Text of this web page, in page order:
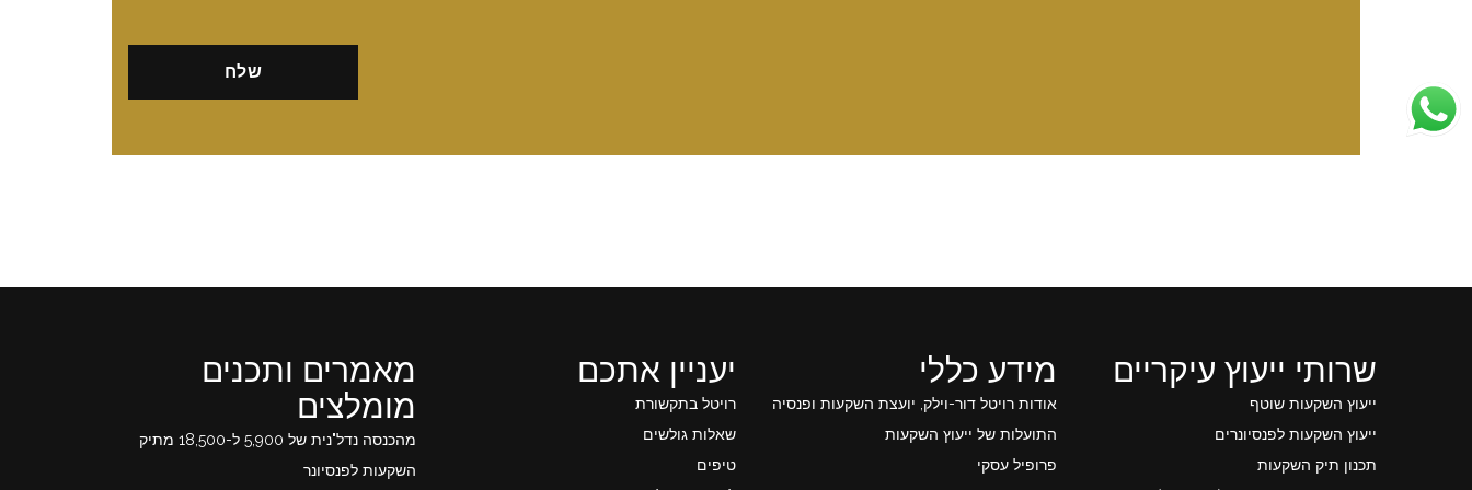
שרותי ייעוץ עיקריים
ייעוץ השקעות שוטף
ייעוץ השקעות לפנסיונרים
תכנון תיק השקעות
מידע כללי
אודות רויטל דור-וילק, יועצת השקעות ופנסיה
התועלות של ייעוץ השקעות
פרופיל עסקי
יעניין אתכם
רויטל בתקשורת
שאלות גולשים
טיפים
מאמרים ותכנים
מומלצים
מהכנסה נדל"נית של 5,900 ל-18,500 מתיק
השקעות לפנסיונר